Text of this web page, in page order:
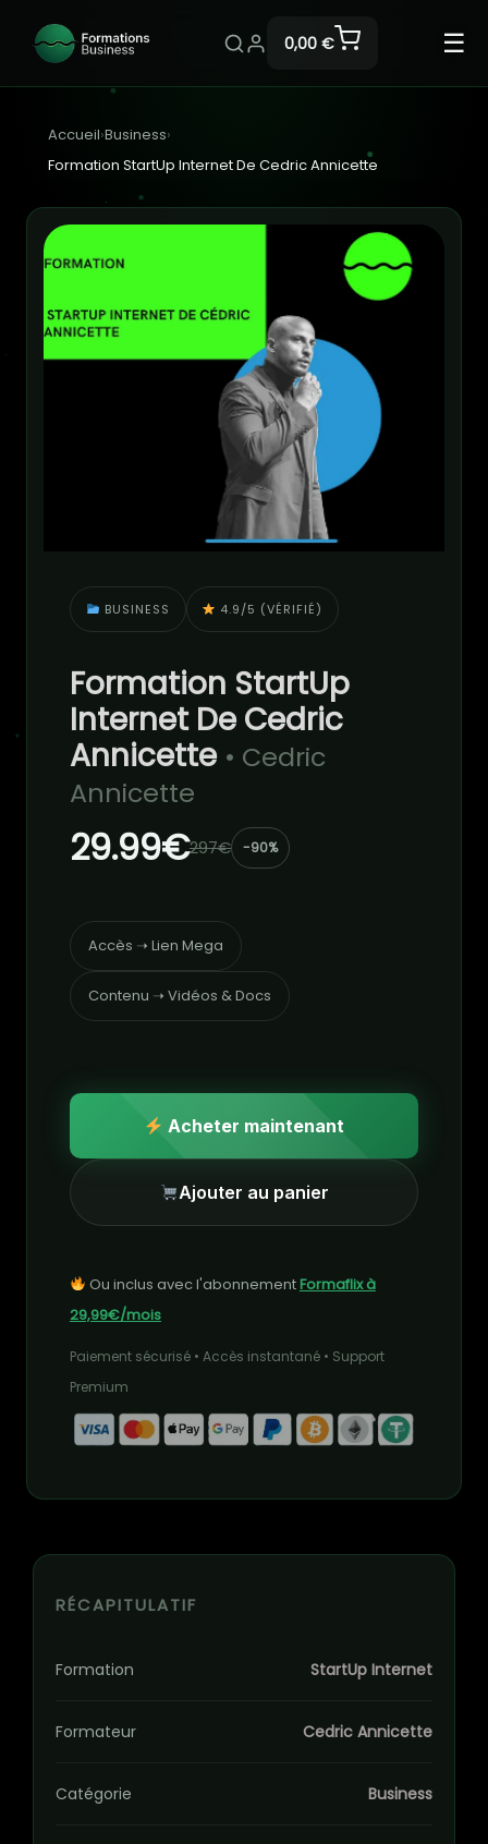
0,00 € ☰
Accueil›Business›
Formation StartUp Internet De Cedric Annicette
BUSINESS 4.9/5 (VÉRIFIÉ)
Formation StartUp
Internet De Cedric
Annicette • Cedric
Annicette
29.99€297€ -90%
Accès ➝ Lien Mega
Contenu ➝ Vidéos & Docs
Acheter maintenant
Ajouter au panier
Ou inclus avec l'abonnementFormaflix à
29,99€/mois
Paiement sécurisé • Accès instantané • Support
Premium
RÉCAPITULATIF
Formation StartUp Internet
Formateur Cedric Annicette
Catégorie Business